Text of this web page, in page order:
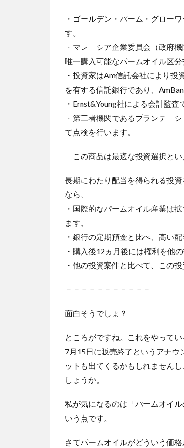
・ゴールデン・パーム・グロー
す。
・マレーシア企業委員会（政府
唯一購入可能なパームオイル区分
・投資家はAm信託会社により
を有する信託銀行であり、
・Ernst&Young社による会計監
・第三者機関であるプランテー
て点検を行います。
この商品は最適な投資選択とい
長期にわたり配当を得られる投
なら、
・国際的なパームオイル産業は
ます。
・銀行の定期預金と比べ、高い配
・購入後12ヵ月後には権利を他
・他の投資案件と比べて、この
－－－－－－－－－－－
面白そうでしょ？
ところがですね。これをやって
7月15日に販売終了というアナウ
ットも出てくるかもしれません
しょうか。
私が気になるのは「パームオイ
いう点です。
さてパームオイルがどういう価